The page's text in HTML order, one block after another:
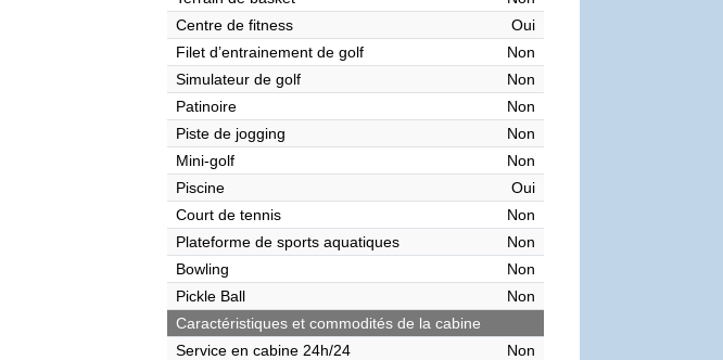
Centre de fitness
Oui
Filet d’entrainement de golf
Non
Simulateur de golf
Non
Patinoire
Non
Piste de jogging
Non
Mini-golf
Non
Piscine
Oui
Court de tennis
Non
Plateforme de sports aquatiques
Non
Bowling
Non
Pickle Ball
Non
Caractéristiques et commodités de la cabine
Service en cabine 24h/24
Non